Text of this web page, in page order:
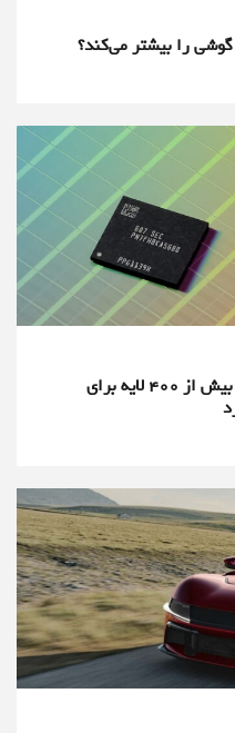
گوشی را بیشتر می‌کند؟
سامسونگ از اولین تراشه حافظه با بیش از ۴۰۰ لایه برای